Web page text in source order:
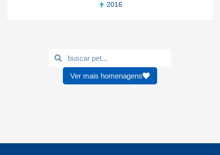
2016
Ver mais homenagens